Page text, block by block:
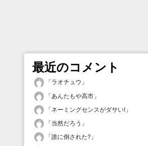
最近のコメント
「ラオチュウ 」
「あんたもや高市 」
「ネーミングセンスがダサい! 」
「当然だろう 」
「誰に倒された? 」